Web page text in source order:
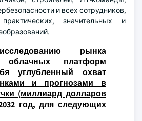
и всех сотрудников,
значительных и
рынка
облачных платформ
углубленный охват
и прогнозами в
(миллиард долларов
год, для следующих